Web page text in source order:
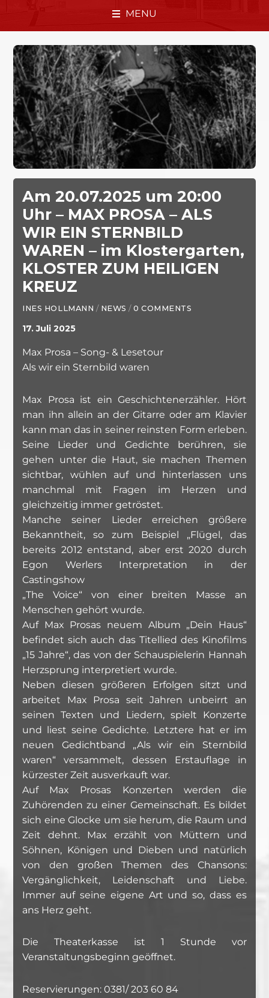
MENU
Am 20.07.2025 um 20:00
Uhr – MAX PROSA – ALS
WIR EIN STERNBILD
WAREN – im Klostergarten,
KLOSTER ZUM HEILIGEN
KREUZ
INES HOLLMANN / NEWS / 0 COMMENTS
17. Juli 2025
Max Prosa – Song- & Lesetour
Als wir ein Sternbild waren
Max Prosa ist ein Geschichtenerzähler. Hört
man ihn allein an der Gitarre oder am Klavier
kann man das in seiner reinsten Form erleben.
Seine Lieder und Gedichte berühren, sie
gehen unter die Haut, sie machen Themen
sichtbar, wühlen auf und hinterlassen uns
manchmal mit Fragen im Herzen und
gleichzeitig immer getröstet.
Manche seiner Lieder erreichen größere
Bekanntheit, so zum Beispiel „Flügel, das
bereits 2012 entstand, aber erst 2020 durch
Egon Werlers Interpretation in der
Castingshow
„The Voice“ von einer breiten Masse an
Menschen gehört wurde.
Auf Max Prosas neuem Album „Dein Haus“
befindet sich auch das Titellied des Kinofilms
„15 Jahre“, das von der Schauspielerin Hannah
Herzsprung interpretiert wurde.
Neben diesen größeren Erfolgen sitzt und
arbeitet Max Prosa seit Jahren unbeirrt an
seinen Texten und Liedern, spielt Konzerte
und liest seine Gedichte. Letztere hat er im
neuen Gedichtband „Als wir ein Sternbild
waren“ versammelt, dessen Erstauflage in
kürzester Zeit ausverkauft war.
Auf Max Prosas Konzerten werden die
Zuhörenden zu einer Gemeinschaft. Es bildet
sich eine Glocke um sie herum, die Raum und
Zeit dehnt. Max erzählt von Müttern und
Söhnen, Königen und Dieben und natürlich
von den großen Themen des Chansons:
Vergänglichkeit, Leidenschaft und Liebe.
Immer auf seine eigene Art und so, dass es
ans Herz geht.
Die Theaterkasse ist 1 Stunde vor
Veranstaltungsbeginn geöffnet.
Reservierungen: 0381/ 203 60 84